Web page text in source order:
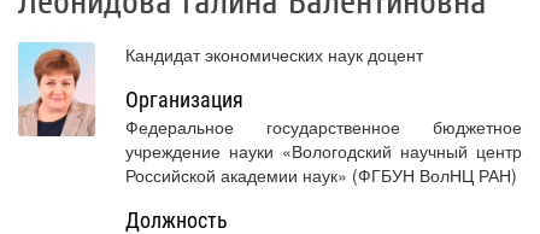
Кандидат экономических наук доцент
Организация
Федеральное государственное бюджетное
учреждение науки «Вологодский научный центр
Российской академии наук» (ФГБУН ВолНЦ РАН)
Должность